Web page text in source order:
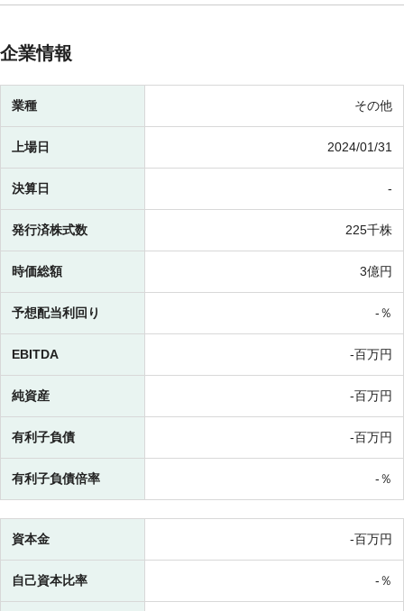
企業情報
業種 その他
上場日 2024/01/31
決算日 -
発行済株式数 225千株
時価総額 3億円
予想配当利回り -％
EBITDA -百万円
純資産 -百万円
有利子負債 -百万円
有利子負債倍率 -％
資本金 -百万円
自己資本比率 -％